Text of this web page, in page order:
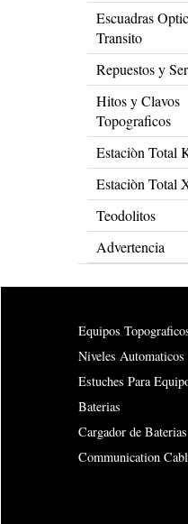
Escuadras
Transito
Repuestos y
Hitos y Clavos
Topograficos
Estaciòn Total
Estaciòn Total
Teodolitos
Advertencia
Equipos
Niveles Automaticos
Estuches Para
Baterias
Cargador de Baterias
Communication